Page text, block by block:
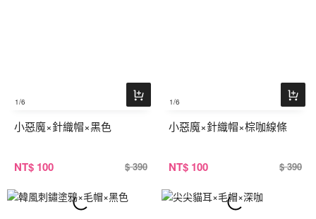
1/6
小惡魔×針織帽×黑色
NT$ 100 $ 390
1/6
小惡魔×針織帽×棕咖線條
NT$ 100 $ 390